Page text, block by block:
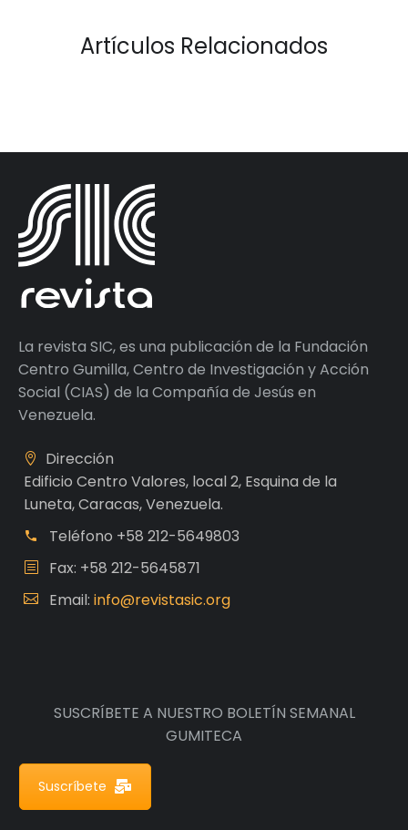
Artículos Relacionados
La revista SIC, es una publicación de la Fundación
Centro Gumilla, Centro de Investigación y Acción
Social (CIAS) de la Compañía de Jesús en
Venezuela.
Dirección
Edificio Centro Valores, local 2, Esquina de la
Luneta, Caracas, Venezuela.
Teléfono +58 212-5649803
Fax: +58 212-5645871
Email: info@revistasic.org
SUSCRÍBETE A NUESTRO BOLETÍN SEMANAL
GUMITECA
Suscríbete